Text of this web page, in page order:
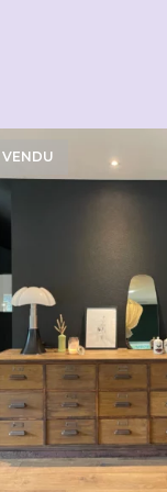
VENDU